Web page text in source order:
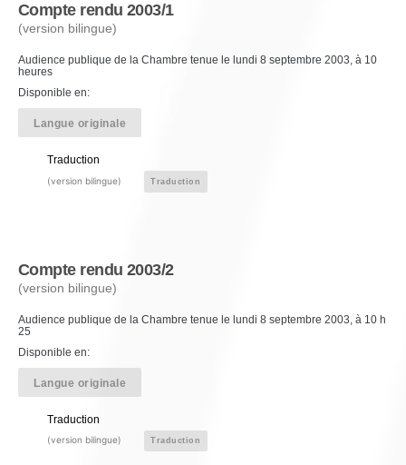
Compte rendu 2003/1
(version bilingue)
Audience publique de la Chambre tenue le lundi 8 septembre 2003, à 10
heures
Disponible en:
Langue originale
Traduction
(version bilingue) Traduction
Compte rendu 2003/2
(version bilingue)
Audience publique de la Chambre tenue le lundi 8 septembre 2003, à 10 h
25
Disponible en:
Langue originale
Traduction
(version bilingue) Traduction